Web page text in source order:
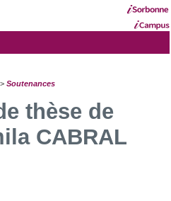
Soutenances
thèse de
CABRAL